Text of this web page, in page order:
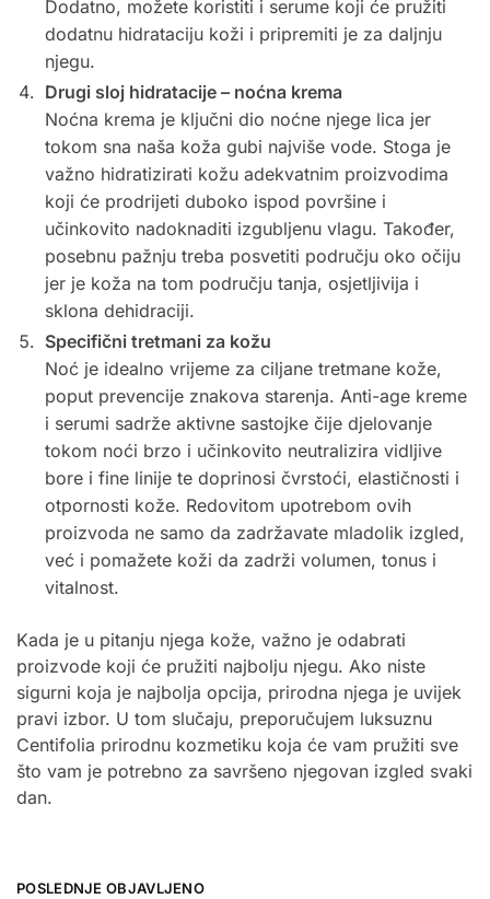
Dodatno, možete koristiti i serume koji će pružiti
dodatnu hidrataciju koži i pripremiti je za daljnju
njegu.
Drugi sloj hidratacije – noćna krema
Noćna krema je ključni dio noćne njege lica jer
tokom sna naša koža gubi najviše vode. Stoga je
važno hidratizirati kožu adekvatnim proizvodima
koji će prodrijeti duboko ispod površine i
učinkovito nadoknaditi izgubljenu vlagu. Također,
posebnu pažnju treba posvetiti području oko očiju
jer je koža na tom području tanja, osjetljivija i
sklona dehidraciji.
Specifični tretmani za kožu
Noć je idealno vrijeme za ciljane tretmane kože,
poput prevencije znakova starenja. Anti-age kreme
i serumi sadrže aktivne sastojke čije djelovanje
tokom noći brzo i učinkovito neutralizira vidljive
bore i fine linije te doprinosi čvrstoći, elastičnosti i
otpornosti kože. Redovitom upotrebom ovih
proizvoda ne samo da zadržavate mladolik izgled,
već i pomažete koži da zadrži volumen, tonus i
vitalnost.
Kada je u pitanju njega kože, važno je odabrati
proizvode koji će pružiti najbolju njegu. Ako niste
sigurni koja je najbolja opcija, prirodna njega je uvijek
pravi izbor. U tom slučaju, preporučujem luksuznu
Centifolia prirodnu kozmetiku koja će vam pružiti sve
što vam je potrebno za savršeno njegovan izgled svaki
dan.
POSLEDNJE OBJAVLJENO